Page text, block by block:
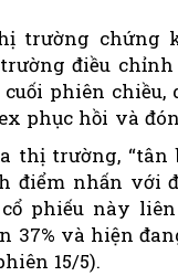
trường chứng
điều
phiên
phục hồi và
thị trường, “tân
điểm nhấn với
cổ phiếu này
37% và hiện
15/5).